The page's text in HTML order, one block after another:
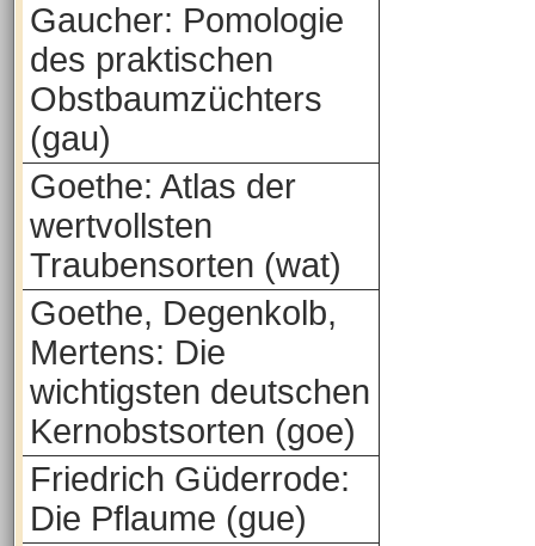
Gaucher: Pomologie
des praktischen
Obstbaumzüchters
(gau)
Goethe: Atlas der
wertvollsten
Traubensorten (wat)
Goethe, Degenkolb,
Mertens: Die
wichtigsten deutschen
Kernobstsorten (goe)
Friedrich Güderrode:
Die Pflaume (gue)